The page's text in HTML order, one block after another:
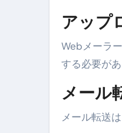
アップ
Webメーラ
する必要が
メール
メール転送